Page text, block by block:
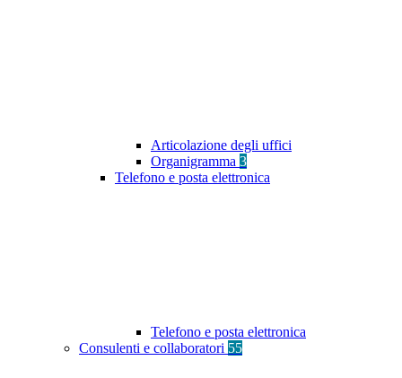
Articolazione degli uffici
Organigramma 3
Telefono e posta elettronica
Telefono e posta elettronica
Consulenti e collaboratori 55